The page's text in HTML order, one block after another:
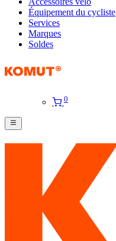
Équipement du cycliste
Services
Marques
Soldes
0